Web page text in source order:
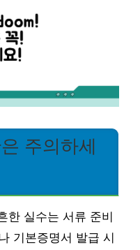
주의하세
한 실수는 서류 준비
기본증명서 발급 시